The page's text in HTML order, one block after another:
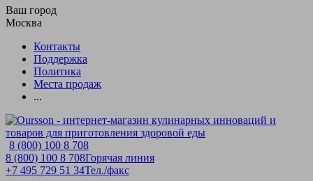
Ваш город
Москва
Контакты
Поддержка
Политика
Места продаж
...
8 (800) 100 8 708
8 (800) 100 8 708Горячая линия
+7 495 729 51 34Тел./факс